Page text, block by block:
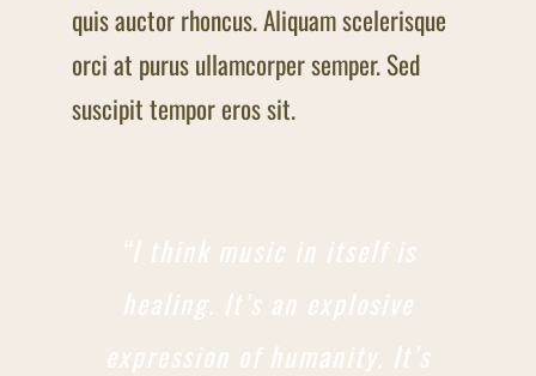
quis auctor rhoncus. Aliquam scelerisque
orci at purus ullamcorper semper. Sed
suscipit tempor eros sit.
“I think music in itself is
healing. It’s an explosive
expression of humanity. It’s